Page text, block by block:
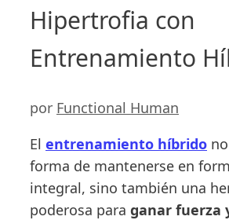
Hipertrofia con
Entrenamiento
por Functional Human
El entrenamiento híbrido
forma de mantenerse en
integral, sino también una
poderosa para ganar fuerza